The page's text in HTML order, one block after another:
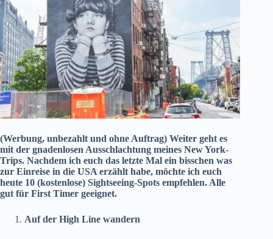
(Werbung, unbezahlt und ohne Auftrag) Weiter geht es
mit der gnadenlosen Ausschlachtung meines New York-
Trips. Nachdem ich euch das letzte Mal ein bisschen was
zur Einreise in die USA erzählt habe, möchte ich euch
heute 10 (kostenlose) Sightseeing-Spots empfehlen. Alle
gut für First Timer geeignet.
Auf der High Line wandern